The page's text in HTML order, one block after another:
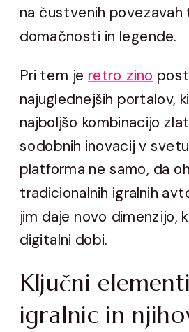
na čustvenih
domačnosti in legende.
Pri tem je retro zino
najuglednejših portalov,
najboljšo kombinacijo
sodobnih inovacij v
platforma ne samo, da
tradicionalnih igralnih
jim daje novo dimenzijo,
digitalni dobi.
Ključni
igralnic in